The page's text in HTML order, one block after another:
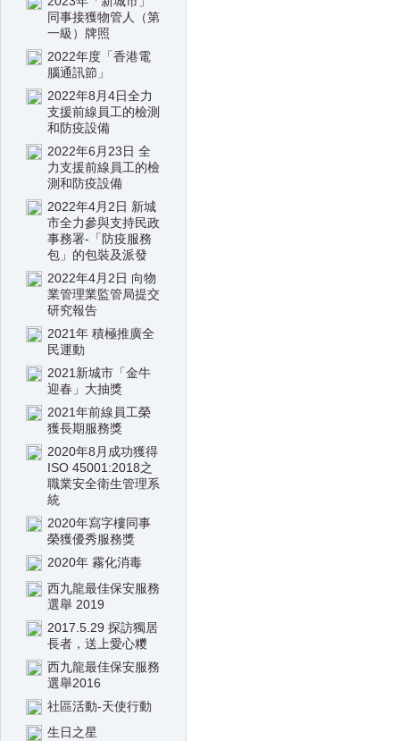
同事接獲物管人（第
一級）牌照
2022年度「香港電
腦通訊節」
2022年8月4日全力
支援前線員工的檢測
和防疫設備
2022年6月23日 全
力支援前線員工的檢
測和防疫設備
2022年4月2日 新城
市全力參與支持民政
事務署-「防疫服務
包」的包裝及派發
2022年4月2日 向物
業管理業監管局提交
研究報告
2021年 積極推廣全
民運動
2021新城市「金牛
迎春」大抽獎
2021年前線員工榮
獲長期服務獎
2020年8月成功獲得
ISO 45001:2018之
職業安全衛生管理系
統
2020年寫字樓同事
榮獲優秀服務獎
2020年 霧化消毒
西九龍最佳保安服務
選舉 2019
2017.5.29 探訪獨居
長者，送上愛心糭
西九龍最佳保安服務
選舉2016
社區活動-天使行動
生日之星